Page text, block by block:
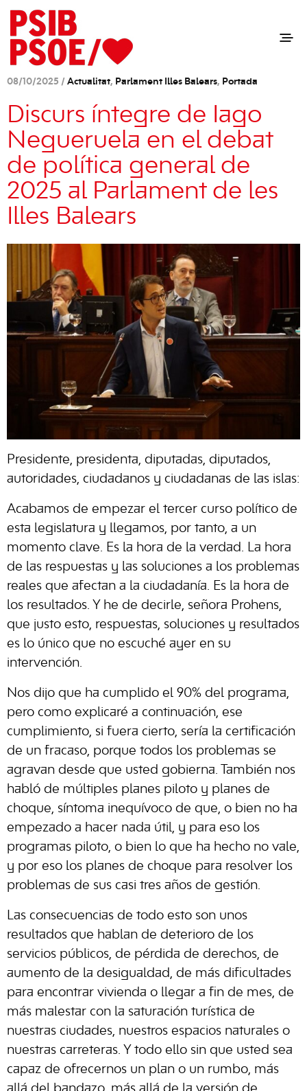
08/10/2025 / Actualitat, Parlament Illes Balears, Portada
Discurs íntegre de Iago
Negueruela en el debat
de política general de
2025 al Parlament de les
Illes Balears
Presidente, presidenta, diputadas, diputados,
autoridades, ciudadanos y ciudadanas de las islas:
Acabamos de empezar el tercer curso político de
esta legislatura y llegamos, por tanto, a un
momento clave. Es la hora de la verdad. La hora
de las respuestas y las soluciones a los problemas
reales que afectan a la ciudadanía. Es la hora de
los resultados. Y he de decirle, señora Prohens,
que justo esto, respuestas, soluciones y resultados
es lo único que no escuché ayer en su
intervención.
Nos dijo que ha cumplido el 90% del programa,
pero como explicaré a continuación, ese
cumplimiento, si fuera cierto, sería la certificación
de un fracaso, porque todos los problemas se
agravan desde que usted gobierna. También nos
habló de múltiples planes piloto y planes de
choque, síntoma inequívoco de que, o bien no ha
empezado a hacer nada útil, y para eso los
programas piloto, o bien lo que ha hecho no vale,
y por eso los planes de choque para resolver los
problemas de sus casi tres años de gestión.
Las consecuencias de todo esto son unos
resultados que hablan de deterioro de los
servicios públicos, de pérdida de derechos, de
aumento de la desigualdad, de más dificultades
para encontrar vivienda o llegar a fin de mes, de
más malestar con la saturación turística de
nuestras ciudades, nuestros espacios naturales o
nuestras carreteras. Y todo ello sin que usted sea
capaz de ofrecernos un plan o un rumbo, más